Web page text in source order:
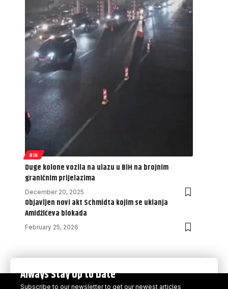
BIH
Duge kolone vozila na ulazu u BiH na brojnim
graničnim prijelazima
December 20, 2025
Objavljen novi akt Schmidta kojim se uklanja
Amidžićeva blokada
February 25, 2026
Always Stay Up to Date
Subscribe to our newsletter to get our newest articles